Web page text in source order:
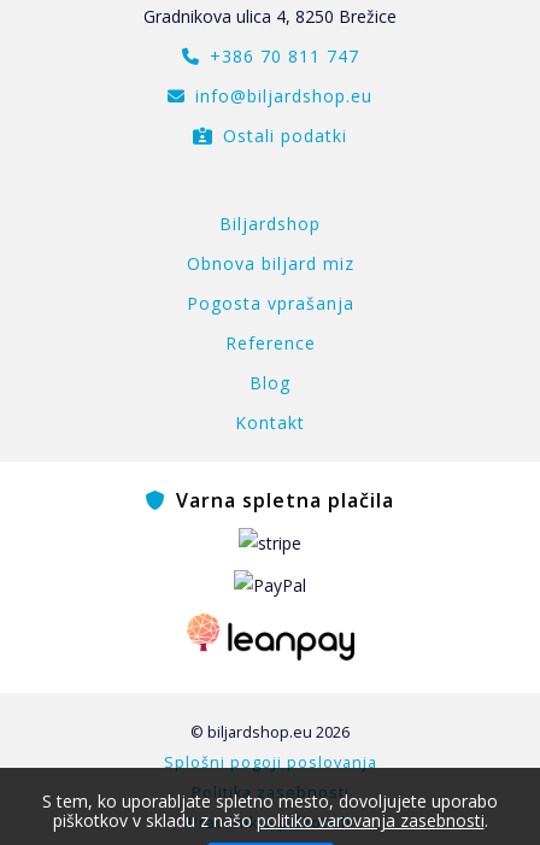
Gradnikova ulica 4, 8250 Brežice
+386 70 811 747
info@biljardshop.eu
Ostali podatki
Biljardshop
Obnova biljard miz
Pogosta vprašanja
Reference
Blog
Kontakt
Varna spletna plačila
© biljardshop.eu 2026
Splošni pogoji poslovanja
Politika zasebnosti
Pravilnik o piškotkih
S tem, ko uporabljate spletno mesto, dovoljujete uporabo
piškotkov v skladu z našopolitiko varovanja zasebnosti.